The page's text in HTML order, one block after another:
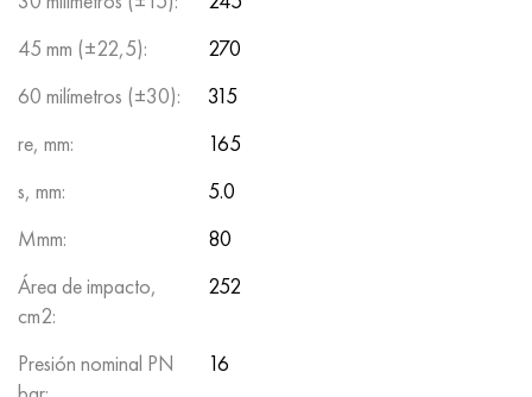
45 mm (±22,5):
270
60 milímetros (±30):
315
re, mm:
165
s, mm:
5.0
Mmm:
80
Área de impacto,
cm2:
252
Presión nominal PN
16